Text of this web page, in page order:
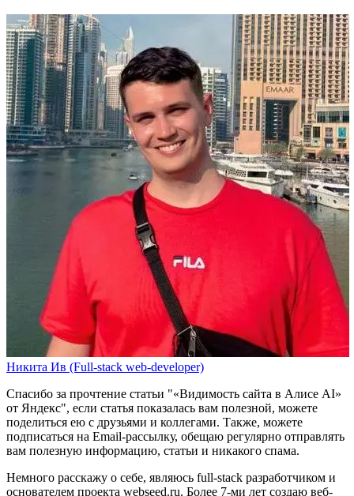
Никита Ив (Full-stack web-developer)
Спасибо за прочтение статьи "«Видимость сайта в Алисе AI»
от Яндекс", если статья показалась вам полезной, можете
поделиться ею с друзьями и коллегами. Также, можете
подписаться на Email-рассылку, обещаю регулярно отправлять
вам полезную информацию, статьи и никакого спама.
Немного расскажу о себе, являюсь full-stack разработчиком и
основателем проекта webseed.ru. Более 7-ми лет создаю веб-